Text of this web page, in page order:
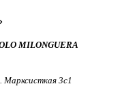
MILONGUERA
Марксисткая 3с1